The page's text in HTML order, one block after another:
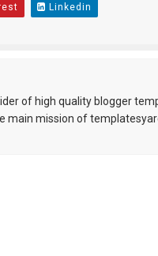
Linkedin
of high quality blogger
main mission of